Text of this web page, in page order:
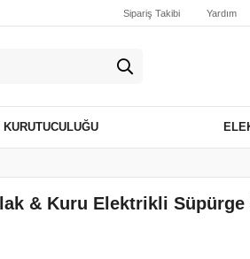
Sipariş Takibi Yardım
& Kuru Elektrikli Süpürge